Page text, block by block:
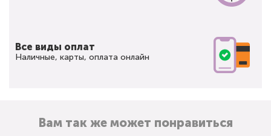
Все виды оплат
Наличные, карты, оплата онлайн
Вам так же может понравиться